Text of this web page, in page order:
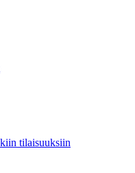
tilaisuuksiin